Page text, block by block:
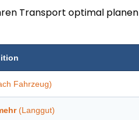
Transport optimal planen
Fahrzeug)
(Langgut)